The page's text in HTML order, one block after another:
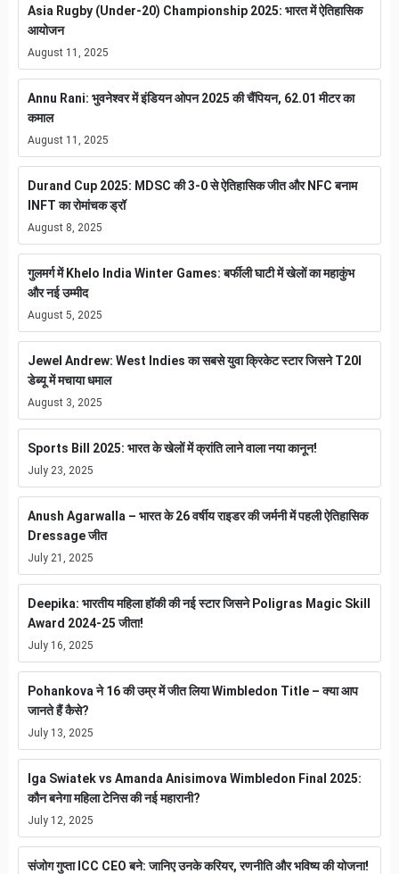
Asia Rugby (Under-20) Championship 2025: भारत में ऐतिहासिक
आयोजन
August 11, 2025
Annu Rani: भुवनेश्वर में इंडियन ओपन 2025 की चैंपियन, 62.01 मीटर का
कमाल
August 11, 2025
Durand Cup 2025: MDSC की 3-0 से ऐतिहासिक जीत और NFC बनाम
INFT का रोमांचक ड्रॉ
August 8, 2025
गुलमर्ग में Khelo India Winter Games: बर्फीली घाटी में खेलों का महाकुंभ
और नई उम्मीद
August 5, 2025
Jewel Andrew: West Indies का सबसे युवा क्रिकेट स्टार जिसने T20I
डेब्यू में मचाया धमाल
August 3, 2025
Sports Bill 2025: भारत के खेलों में क्रांति लाने वाला नया कानून!
July 23, 2025
Anush Agarwalla – भारत के 26 वर्षीय राइडर की जर्मनी में पहली ऐतिहासिक
Dressage जीत
July 21, 2025
Deepika: भारतीय महिला हॉकी की नई स्टार जिसने Poligras Magic Skill
Award 2024-25 जीता!
July 16, 2025
Pohankova ने 16 की उम्र में जीत लिया Wimbledon Title – क्या आप
जानते हैं कैसे?
July 13, 2025
Iga Swiatek vs Amanda Anisimova Wimbledon Final 2025:
कौन बनेगा महिला टेनिस की नई महारानी?
July 12, 2025
संजोग गुप्ता ICC CEO बने: जानिए उनके करियर, रणनीति और भविष्य की योजना!